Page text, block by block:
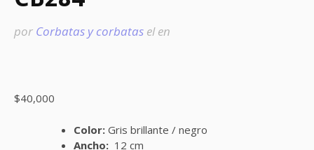
por Corbatas y corbatas elen
$40,000
Color: Gris brillante / negro
Ancho: 12 cm